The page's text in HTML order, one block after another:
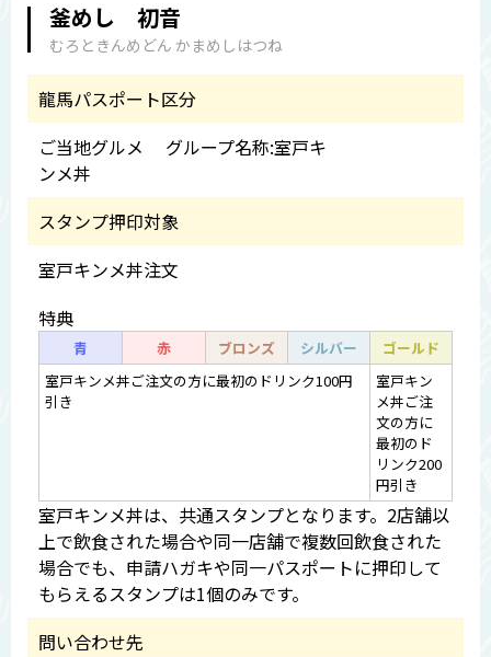
釜めし 初音
むろときんめどん かまめしはつね
龍馬パスポート区分
ご当地グルメ グループ名称:室戸キ
ンメ丼
スタンプ押印対象
室戸キンメ丼注文
特典
青 赤 ブロンズ シルバー
ゴールド
室戸キンメ丼ご注文の方に最初のドリンク100円
引き
室戸キン
メ丼ご注
文の方に
最初のド
リンク200
円引き
室戸キンメ丼は、共通スタンプとなります。2店舗以
上で飲食された場合や同一店舗で複数回飲食された
場合でも、申請ハガキや同一パスポートに押印して
もらえるスタンプは1個のみです。
問い合わせ先